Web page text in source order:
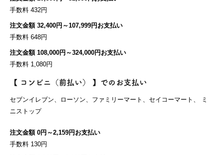
手数料 432円
注文金額 32,400円～107,999円お支払い
手数料 648円
注文金額 108,000円～324,000円お支払い
手数料 1,080円
【 コンビニ（前払い） 】でのお支払い
セブンイレブン、ローソン、ファミリーマート、セイコーマート、 ミ
ニストップ
注文金額 0円～2,159円お支払い
手数料 130円